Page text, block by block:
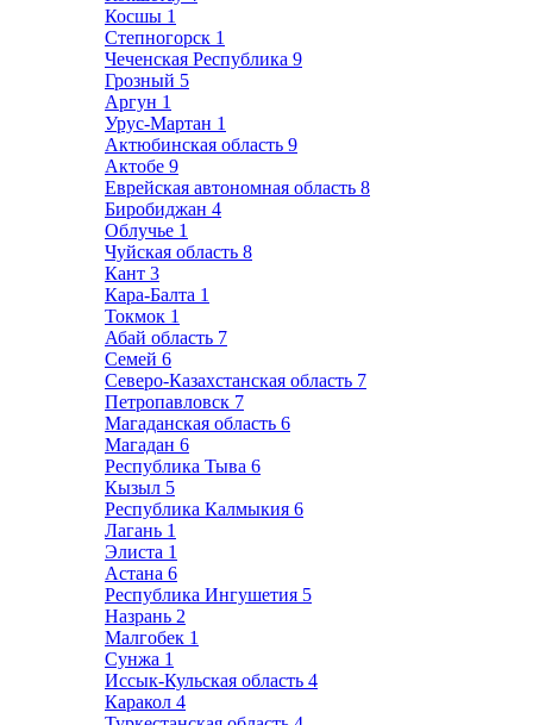
Косшы 1
Степногорск 1
Чеченская Республика 9
Грозный 5
Аргун 1
Урус-Мартан 1
Актюбинская область 9
Актобе 9
Еврейская автономная область 8
Биробиджан 4
Облучье 1
Чуйская область 8
Кант 3
Кара-Балта 1
Токмок 1
Абай область 7
Семей 6
Северо-Казахстанская область 7
Петропавловск 7
Магаданская область 6
Магадан 6
Республика Тыва 6
Кызыл 5
Республика Калмыкия 6
Лагань 1
Элиста 1
Астана 6
Республика Ингушетия 5
Назрань 2
Малгобек 1
Сунжа 1
Иссык-Кульская область 4
Каракол 4